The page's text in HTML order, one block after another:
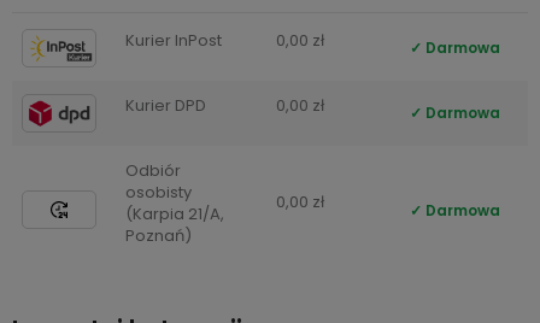
Kurier InPost 0,00 zł Darmowa
Kurier DPD 0,00 zł Darmowa
Odbiór
osobisty
(Karpia 21/A,
Poznań)
0,00 zł Darmowa